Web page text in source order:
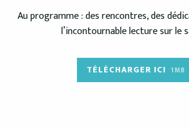
Au programme : des rencontres, des
l’incontournable lecture sur le
TÉLÉCHARGER ICI 1MB